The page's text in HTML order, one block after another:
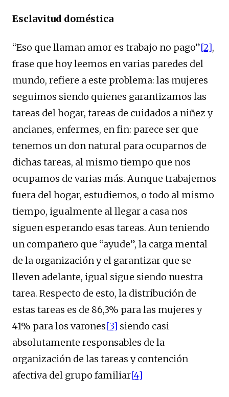
Esclavitud doméstica
“Eso que llaman amor es trabajo no pago”[2],
frase que hoy leemos en varias paredes del
mundo, refiere a este problema: las mujeres
seguimos siendo quienes garantizamos las
tareas del hogar, tareas de cuidados a niñez y
ancianes, enfermes, en fin: parece ser que
tenemos un don natural para ocuparnos de
dichas tareas, al mismo tiempo que nos
ocupamos de varias más. Aunque trabajemos
fuera del hogar, estudiemos, o todo al mismo
tiempo, igualmente al llegar a casa nos
siguen esperando esas tareas. Aun teniendo
un compañero que “ayude”, la carga mental
de la organización y el garantizar que se
lleven adelante, igual sigue siendo nuestra
tarea. Respecto de esto, la distribución de
estas tareas es de 86,3% para las mujeres y
41% para los varones[3] siendo casi
absolutamente responsables de la
organización de las tareas y contención
afectiva del grupo familiar[4]